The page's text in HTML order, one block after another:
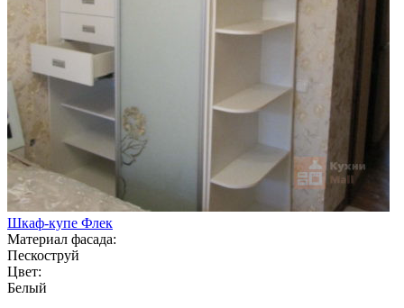
Шкаф-купе Флек
Материал фасада:
Пескоструй
Цвет:
Белый